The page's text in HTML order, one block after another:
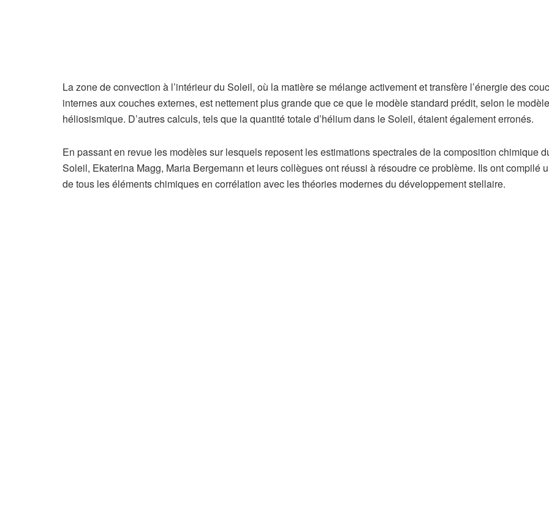
La zone de convection à l’intérieur du Soleil, où la matière se mélange activement et transfère l’énergie des
internes aux couches externes, est nettement plus grande que ce que le modèle standard prédit, selon le modèle
héliosismique. D’autres calculs, tels que la quantité totale d’hélium dans le Soleil, étaient également erronés.
En passant en revue les modèles sur lesquels reposent les estimations spectrales de la composition chimique
Soleil, Ekaterina Magg, Maria Bergemann et leurs collègues ont réussi à résoudre ce problème. Ils ont compilé
de tous les éléments chimiques en corrélation avec les théories modernes du développement stellaire.